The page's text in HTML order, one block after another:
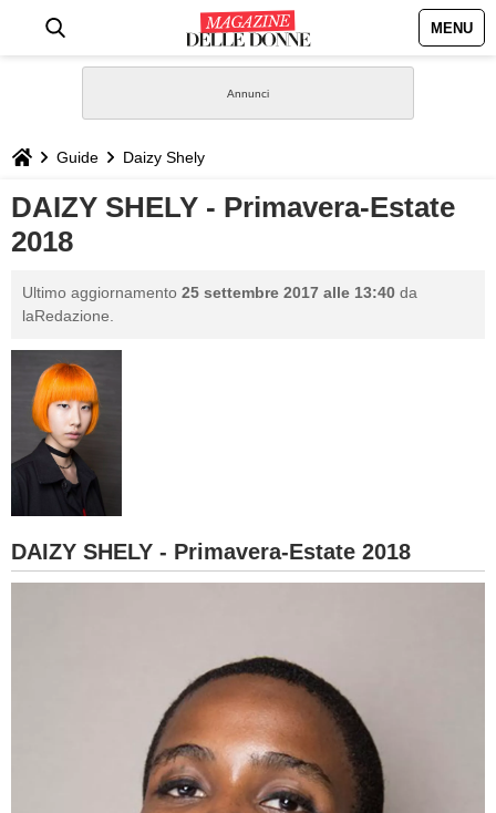
MENU
STILE
BIOGRAFIE
DEFINIZIONI
GASTRONOMIA
CAPELLI
SESSO
Guide Daizy Shely
DAIZY SHELY - Primavera-Estate
2018
Ultimo aggiornamento 25 settembre 2017 alle 13:40 da
laRedazione.
DAIZY SHELY - Primavera-Estate 2018